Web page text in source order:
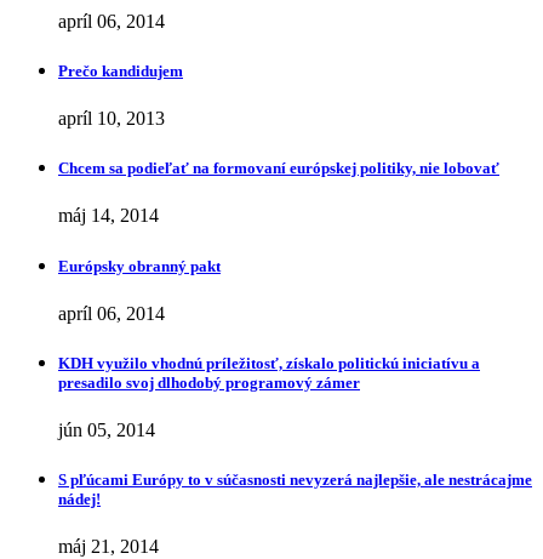
apríl 06, 2014
Prečo kandidujem
apríl 10, 2013
Chcem sa podieľať na formovaní európskej politiky, nie lobovať
máj 14, 2014
Európsky obranný pakt
apríl 06, 2014
KDH využilo vhodnú príležitosť, získalo politickú iniciatívu a
presadilo svoj dlhodobý programový zámer
jún 05, 2014
S pľúcami Európy to v súčasnosti nevyzerá najlepšie, ale nestrácajme
nádej!
máj 21, 2014